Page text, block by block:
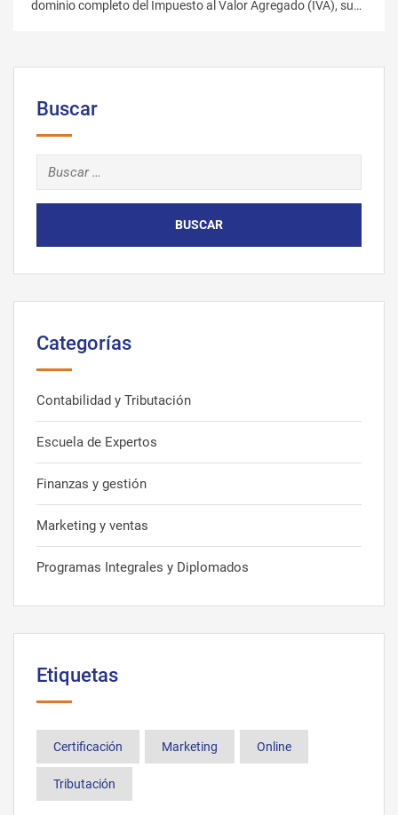
dominio completo del Impuesto al Valor Agregado (IVA), su
generar contingencias tributarias.…
Buscar
Categorías
Contabilidad y Tributación
Escuela de Expertos
Finanzas y gestión
Marketing y ventas
Programas Integrales y Diplomados
Etiquetas
Certificación Marketing Online
Tributación